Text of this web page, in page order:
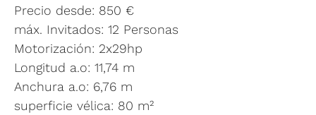
Precio desde: 850 €
máx. Invitados: 12 Personas
Motorización: 2x29hp
Longitud a.o: 11,74 m
Anchura a.o: 6,76 m
superficie vélica: 80 m²